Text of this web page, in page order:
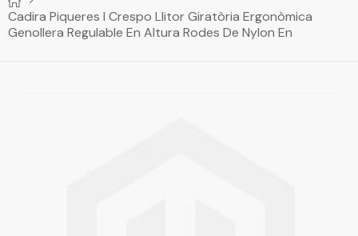
Cadira Piqueres I Crespo Llitor Giratòria Ergonòmica
Genollera Regulable En Altura Rodes De Nylon En